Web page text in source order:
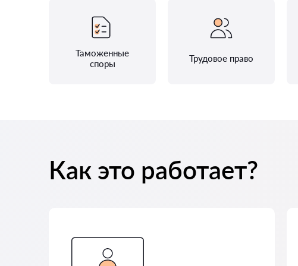
Таможенные
споры
Трудовое право
Как это работает?